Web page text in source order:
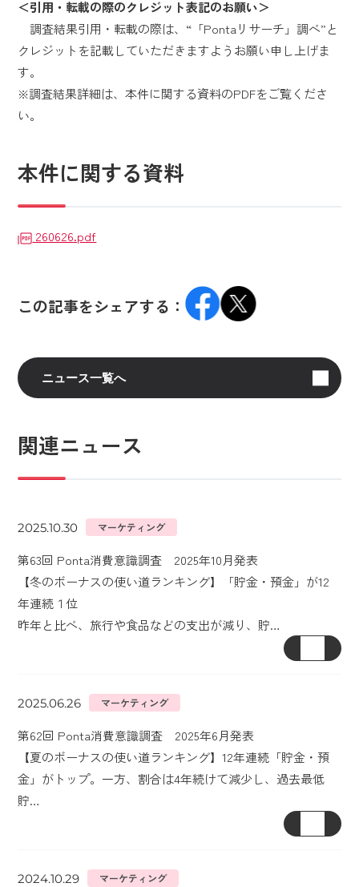
＜引用・転載の際のクレジット表記のお願い＞
調査結果引用・転載の際は、“「Pontaリサーチ」調べ”と
クレジットを記載していただきますようお願い申し上げま
す。
※調査結果詳細は、本件に関する資料のPDFをご覧くださ
い。
本件に関する資料
260626.pdf
この記事をシェアする：
ニュース一覧へ
関連ニュース
2025.10.30 マーケティング
第63回 Ponta消費意識調査 2025年10月発表
【冬のボーナスの使い道ランキング】「貯金・預金」が12
年連続１位
昨年と比べ、旅行や食品などの支出が減り、貯…
2025.06.26 マーケティング
第62回 Ponta消費意識調査 2025年6月発表
【夏のボーナスの使い道ランキング】12年連続「貯金・預
金」がトップ。一方、割合は4年続けて減少し、過去最低
貯…
2024.10.29 マーケティング